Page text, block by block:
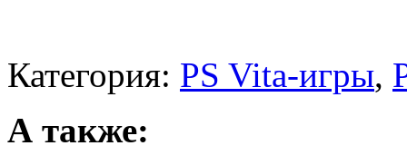
Категория: PS Vita-игры,
А также: